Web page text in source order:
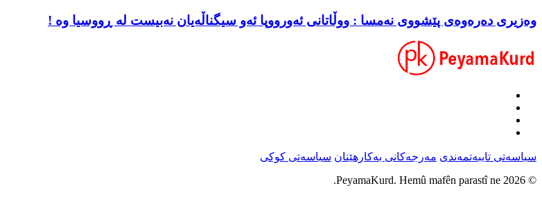
وەزیری دەرەوەی پێشووی نەمسا : ووڵاتانی ئەورووپا ئەو سیگناڵەیان نەبیست لە ڕووسیا وە !
سیاسەتی تایبەتمەندی مەرجەکانی بەکارهێنان سیاسەتی کوکی
© 2026 PeyamaKurd. Hemû mafên parastî ne.